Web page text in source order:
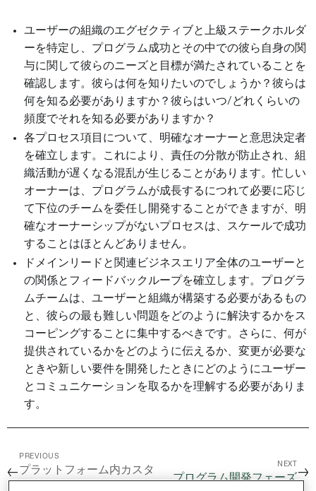
ユーザーの組織のエグゼクティブと上級ステークホルダ
ーを特定し、プログラム成功とその中での彼ら自身の関
与に関して彼らのニーズと目標が満たされていることを
確認します。彼らは何を知りたいのでしょうか？彼らは
何を知る必要がありますか？彼らはいつ/どれくらいの
頻度でそれを知る必要がありますか？
各プロセス項目について、明確なオーナーと意思決定者
を確立します。これにより、責任の分散が防止され、組
織活動が遅くなる混乱が生じることがあります。忙しい
オーナーは、プログラムが成長するにつれて必要に応じ
て下位のチームを委任し開発することができますが、明
確なオーナーシップがないプロセスは、スケールで成功
することはほとんどありません。
ドメインリードと関連ビジネスエリア全体のユーザーと
の関係とフィードバックループを確立します。プログラ
ムチームは、ユーザーと組織が構築する必要があるもの
と、彼らの最も難しい問題をどのように解決するかをス
コーピングすることに集中するべきです。さらに、何が
提供されているかをどのように伝えるか、変更が必要な
ときや新しい要件を開発したときにどのようにユーザー
とコミュニケーションを取るかを理解する必要がありま
す。
←
PREVIOUS
プラットフォーム内カスタ
NEXT
プログラム開発フェーズ→